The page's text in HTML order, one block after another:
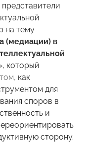
на тему
(медиации) в
который
как
для
споров в
и
сторону.